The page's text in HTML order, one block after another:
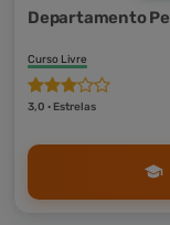
Departamento
Curso Livre
3,0 · Estrelas